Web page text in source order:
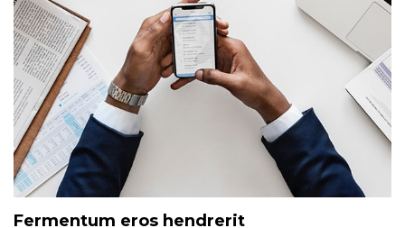
Fermentum eros hendrerit